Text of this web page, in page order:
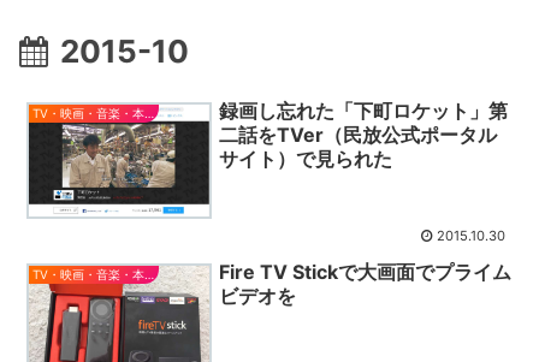
2015-10
録画し忘れた「下町ロケット」第
二話をTVer（民放公式ポータル
サイト）で見られた
2015.10.30
Fire TV Stickで大画面でプライム
ビデオを